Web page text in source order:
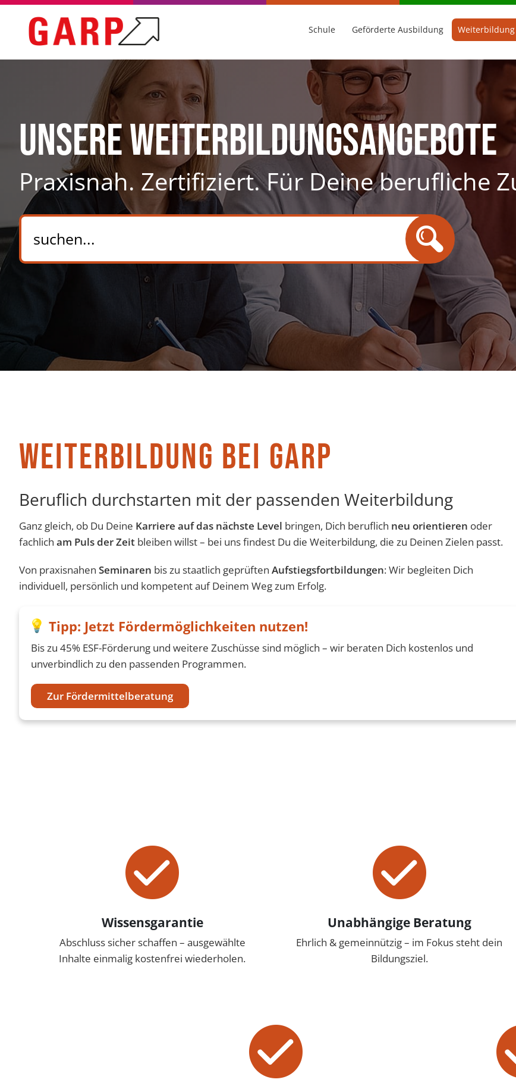
Schule Geförderte Ausbildung Weiterbildung
Unsere Weiterbildungsangebote
Praxisnah. Zertifiziert. Für Deine berufliche
WEITERBILDUNG BEI GARP
Beruflich durchstarten mit der passenden Weiterbildung
Ganz gleich, ob Du Deine Karriere auf das nächste Level bringen, Dich beruflich neu orientieren oder
fachlich am Puls der Zeit bleiben willst – bei uns findest Du die Weiterbildung, die zu Deinen Zielen passt.
Von praxisnahen Seminaren bis zu staatlich geprüften Aufstiegsfortbildungen: Wir begleiten Dich
individuell, persönlich und kompetent auf Deinem Weg zum Erfolg.
Tipp: Jetzt Fördermöglichkeiten nutzen!
Bis zu 45% ESF-Förderung und weitere Zuschüsse sind möglich – wir beraten Dich kostenlos und
unverbindlich zu den passenden Programmen.
Zur Fördermittelberatung
Wissensgarantie
Abschluss sicher schaffen – ausgewählte
Inhalte einmalig kostenfrei wiederholen.
Unabhängige Beratung
Ehrlich & gemeinnützig – im Fokus steht dein
Bildungsziel.